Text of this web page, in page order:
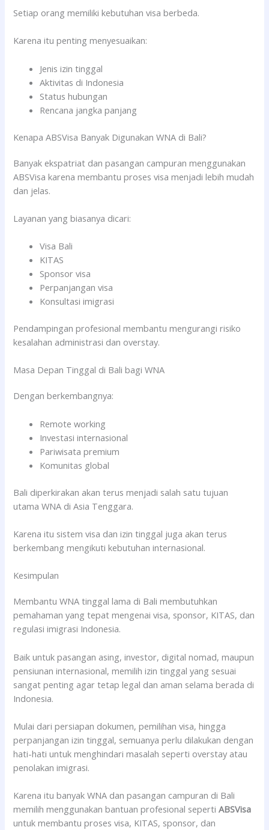
Setiap orang memiliki kebutuhan visa berbeda.
Karena itu penting menyesuaikan:
Jenis izin tinggal
Aktivitas di Indonesia
Status hubungan
Rencana jangka panjang
Kenapa ABSVisa Banyak Digunakan WNA di Bali?
Banyak ekspatriat dan pasangan campuran menggunakan
ABSVisa karena membantu proses visa menjadi lebih mudah
dan jelas.
Layanan yang biasanya dicari:
Visa Bali
KITAS
Sponsor visa
Perpanjangan visa
Konsultasi imigrasi
Pendampingan profesional membantu mengurangi risiko
kesalahan administrasi dan overstay.
Masa Depan Tinggal di Bali bagi WNA
Dengan berkembangnya:
Remote working
Investasi internasional
Pariwisata premium
Komunitas global
Bali diperkirakan akan terus menjadi salah satu tujuan
utama WNA di Asia Tenggara.
Karena itu sistem visa dan izin tinggal juga akan terus
berkembang mengikuti kebutuhan internasional.
Kesimpulan
Membantu WNA tinggal lama di Bali membutuhkan
pemahaman yang tepat mengenai visa, sponsor, KITAS, dan
regulasi imigrasi Indonesia.
Baik untuk pasangan asing, investor, digital nomad, maupun
pensiunan internasional, memilih izin tinggal yang sesuai
sangat penting agar tetap legal dan aman selama berada di
Indonesia.
Mulai dari persiapan dokumen, pemilihan visa, hingga
perpanjangan izin tinggal, semuanya perlu dilakukan dengan
hati-hati untuk menghindari masalah seperti overstay atau
penolakan imigrasi.
Karena itu banyak WNA dan pasangan campuran di Bali
memilih menggunakan bantuan profesional sepertiABSVisa
untuk membantu proses visa, KITAS, sponsor, dan